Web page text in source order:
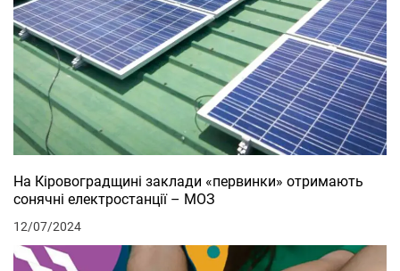
На Кіровоградщині заклади «первинки» отримають
сонячні електростанції – МОЗ
12/07/2024